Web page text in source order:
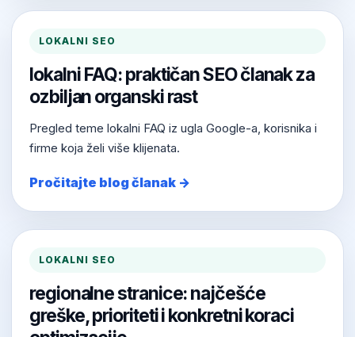
LOKALNI SEO
lokalni FAQ: praktičan SEO članak za
ozbiljan organski rast
Pregled teme lokalni FAQ iz ugla Google-a, korisnika i
firme koja želi više klijenata.
Pročitajte blog članak →
LOKALNI SEO
regionalne stranice: najčešće
greške, prioriteti i konkretni koraci